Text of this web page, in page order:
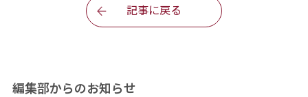
記事に戻る
編集部からのお知らせ